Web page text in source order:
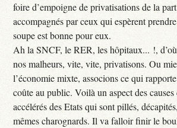
foire d’empoigne de privatisations de la
accompagnés par ceux qui espèrent
soupe est bonne pour eux.
Ah la SNCF, le RER, les hôpitaux... !,
nos malheurs, vite, vite, privatisons. Ou
l’économie mixte, associons ce qui
coûte au public. Voilà un aspect des
accélérés des Etats qui sont pillés,
mêmes charognards. Il va falloir finir le